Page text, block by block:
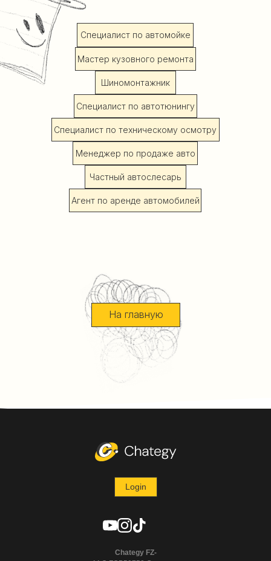
Специалист по автомойке
Мастер кузовного ремонта
Шиномонтажник
Специалист по автотюнингу
Специалист по техническому осмотру
Менеджер по продаже авто
Частный автослесарь
Агент по аренде автомобилей
На главную
Login
Chategy FZ-